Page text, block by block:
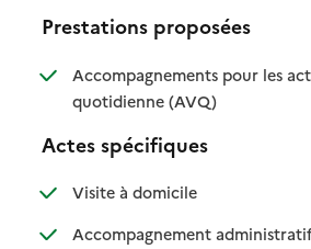
Prestations proposées
Accompagnements pour les
quotidienne (AVQ): disponible
: non disponible
Actes spécifiques
Visite à domicile: disponible
: non disponible
Accompagnement :
: